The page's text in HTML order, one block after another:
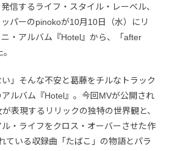
信するライフ・スタイル・レーベル、
ッパーのpinokoが10月10日（水）にリ
・アルバム『Hotel』から、「after
い」そんな不安と葛藤をチルなトラック
ルバム『Hotel』。今回MVが公開され
表現するリリックの独特の世界観と、
・ライフをクロス・オーバーさせた作
ている収録曲「たばこ」の物語とパラ